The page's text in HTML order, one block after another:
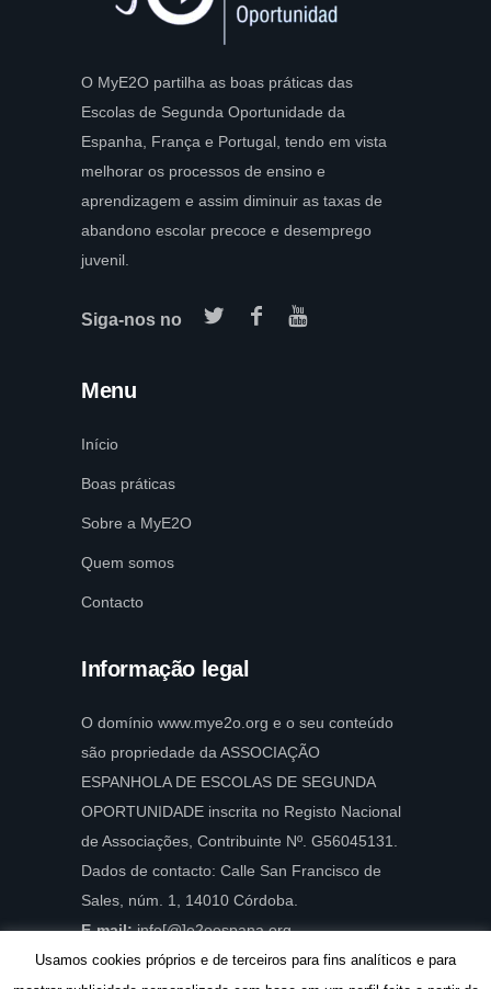
O MyE2O partilha as boas práticas das
Escolas de Segunda Oportunidade da
Espanha, França e Portugal, tendo em vista
melhorar os processos de ensino e
aprendizagem e assim diminuir as taxas de
abandono escolar precoce e desemprego
juvenil.
Siga-nos no
Menu
Início
Boas práticas
Sobre a MyE2O
Quem somos
Contacto
Informação legal
O domínio www.mye2o.org e o seu conteúdo
são propriedade da ASSOCIAÇÃO
ESPANHOLA DE ESCOLAS DE SEGUNDA
OPORTUNIDADE inscrita no Registo Nacional
de Associações, Contribuinte Nº. G56045131.
Dados de contacto: Calle San Francisco de
Sales, núm. 1, 14010 Córdoba.
E-mail:info[@]e2oespana.org.
Usamos cookies próprios e de terceiros para fins analíticos e para